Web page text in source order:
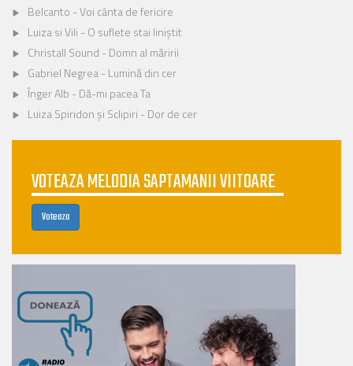
Belcanto - Voi cânta de fericire
Luiza si Vili - O suflete stai liniștit
Christall Sound - Domn al măririi
Gabriel Negrea - Lumină din cer
Înger Alb - Dă-mi pacea Ta
Luiza Spiridon și Sclipiri - Dor de cer
VOTEAZA MELODIA SAPTAMANII VIITOARE
Voteaza